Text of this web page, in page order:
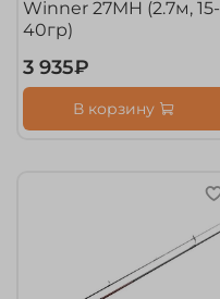
Winner 27MH (2.7м, 15-
40гр)
3 935₽
В корзину